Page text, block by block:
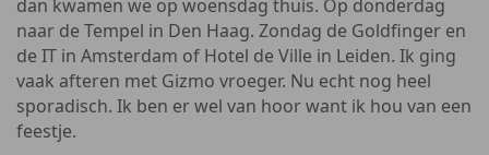
dan kwamen we op woensdag thuis. Op donderdag
naar de Tempel in Den Haag. Zondag de Goldfinger en
de IT in Amsterdam of Hotel de Ville in Leiden. Ik ging
vaak afteren met Gizmo vroeger. Nu echt nog heel
sporadisch. Ik ben er wel van hoor want ik hou van een
feestje.